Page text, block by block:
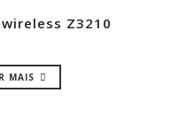
Z3210
MAIS